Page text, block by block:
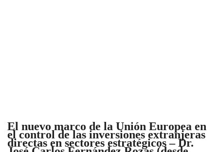
El nuevo marco de la Unión Europea en
el control de las inversiones extranjeras
directas en sectores estratégicos – Dr.